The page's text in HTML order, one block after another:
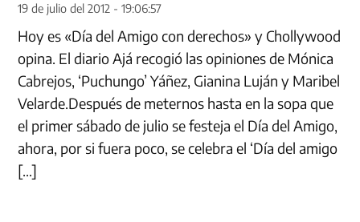
19 de julio del 2012 - 19:06:57
Hoy es «Día del Amigo con derechos» y Chollywood
opina. El diario Ajá recogió las opiniones de Mónica
Cabrejos, ‘Puchungo’ Yáñez, Gianina Luján y Maribel
Velarde.Después de meternos hasta en la sopa que
el primer sábado de julio se festeja el Día del Amigo,
ahora, por si fuera poco, se celebra el ‘Día del amigo
[…]